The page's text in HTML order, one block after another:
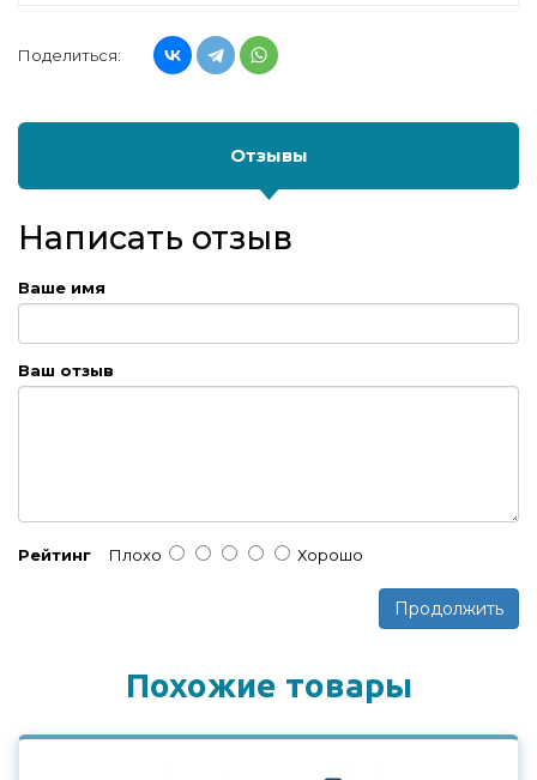
Поделиться:
Отзывы
Написать отзыв
Ваше имя
Ваш отзыв
Рейтинг Плохо Хорошо
Продолжить
Похожие товары